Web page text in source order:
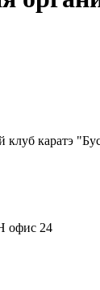
клуб каратэ
офис 24